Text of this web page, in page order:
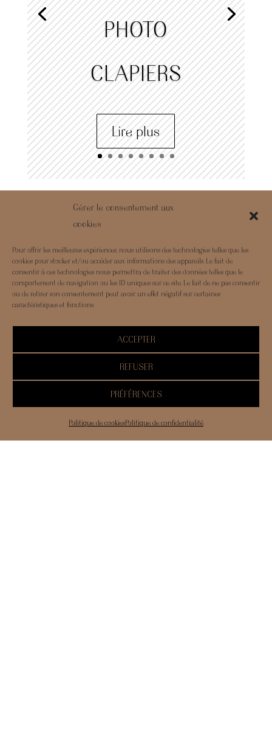
Gérer le consentement aux
cookies
Pour offrir les meilleures expériences, nous utilisons des technologies telles que les
cookies pour stocker et/ou accéder aux informations des appareils. Le fait de
consentir à ces technologies nous permettra de traiter des données telles que le
comportement de navigation ou les ID uniques sur ce site. Le fait de ne pas consentir
ou de retirer son consentement peut avoir un effet négatif sur certaines
caractéristiques et fonctions.
ACCEPTER
REFUSER
PRÉFÉRENCES
Politique de cookiesPolitique de confidentialité
PHOTO
CLAPIERS
Lire plus